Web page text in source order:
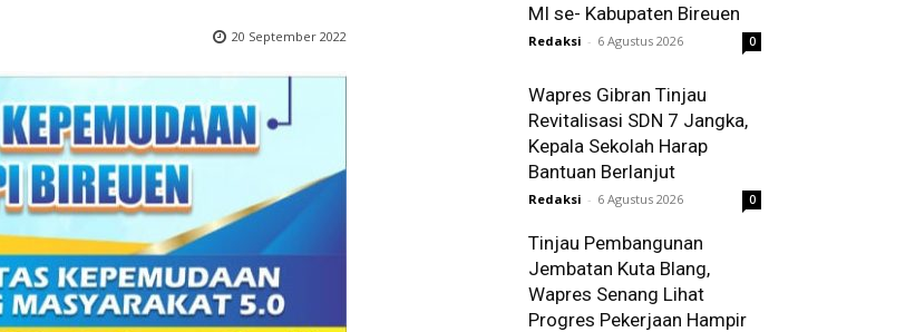
20 September 2022
MI se- Kabupaten Bireuen
Redaksi - 6 Agustus 2026 0
Wapres Gibran Tinjau
Revitalisasi SDN 7 Jangka,
Kepala Sekolah Harap
Bantuan Berlanjut
Redaksi - 6 Agustus 2026 0
Tinjau Pembangunan
Jembatan Kuta Blang,
Wapres Senang Lihat
Progres Pekerjaan Hampir